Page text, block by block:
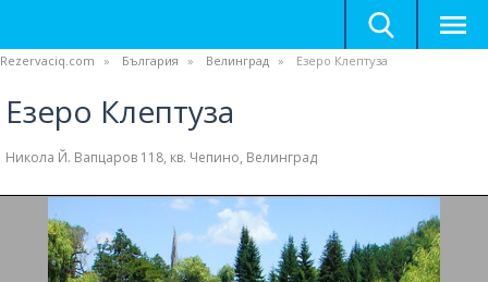
Rezervaciq.com България Велинград Езеро Клептуза
Езеро Клептуза
Никола Й. Вапцаров 118, кв. Чепино, Велинград